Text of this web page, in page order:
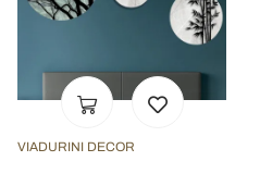
VIADURINI DECOR